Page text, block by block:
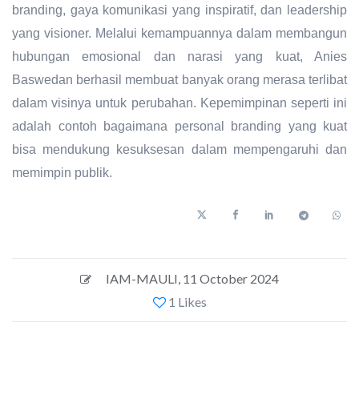
branding, gaya komunikasi yang inspiratif, dan leadership
yang visioner. Melalui kemampuannya dalam membangun
hubungan emosional dan narasi yang kuat, Anies
Baswedan berhasil membuat banyak orang merasa terlibat
dalam visinya untuk perubahan. Kepemimpinan seperti ini
adalah contoh bagaimana personal branding yang kuat
bisa mendukung kesuksesan dalam mempengaruhi dan
memimpin publik.
IAM-MAULI 11 October 2024
1 Likes